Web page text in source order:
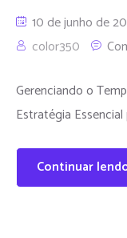
10 de junho de
color350
Gerenciando o
Estratégia
Continuar